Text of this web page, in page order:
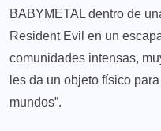
BABYMETAL dentro de
Resident Evil en un
comunidades intensas,
les da un objeto físico
mundos”.